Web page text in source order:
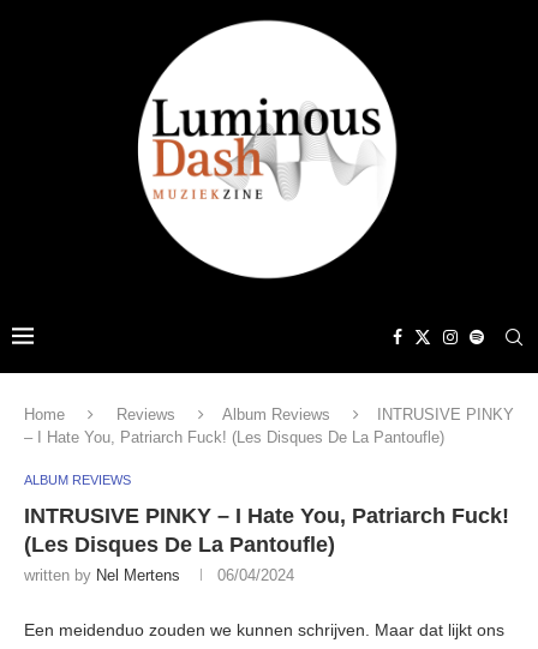
Home Reviews Album Reviews
INTRUSIVE PINKY
– I Hate You, Patriarch Fuck! (Les Disques De La Pantoufle)
ALBUM REVIEWS
INTRUSIVE PINKY – I Hate You, Patriarch Fuck!
(Les Disques De La Pantoufle)
written by Nel Mertens 06/04/2024
Een meidenduo zouden we kunnen schrijven. Maar dat lijkt ons